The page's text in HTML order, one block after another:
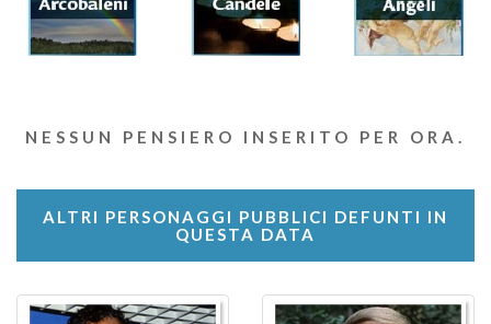
NESSUN PENSIERO INSERITO PER ORA.
ALTRI PERSONAGGI PUBBLICI DEFUNTI IN
QUESTA DATA